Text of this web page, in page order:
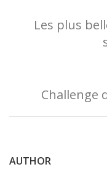
Les plus
Challenge
AUTHOR